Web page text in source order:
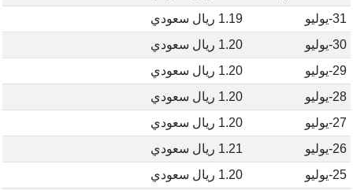
31-يوليو
1.19 ريال سعودي
30-يوليو
1.20 ريال سعودي
29-يوليو
1.20 ريال سعودي
28-يوليو
1.20 ريال سعودي
27-يوليو
1.20 ريال سعودي
26-يوليو
1.21 ريال سعودي
25-يوليو
1.20 ريال سعودي